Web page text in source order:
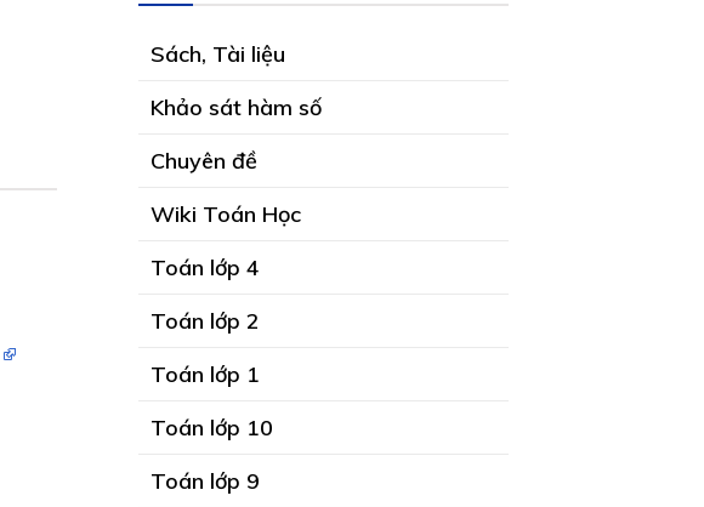
Sách, Tài liệu
Khảo sát hàm số
Chuyên đề
Wiki Toán Học
Toán lớp 4
Toán lớp 2
Toán lớp 1
Toán lớp 10
Toán lớp 9